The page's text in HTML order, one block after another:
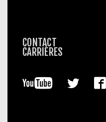
CONTACT
CARRIÈRES